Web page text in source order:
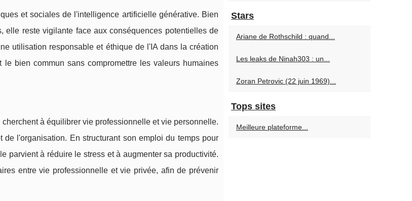
et sociales de l'intelligence artificielle générative. Bien
reste vigilante face aux conséquences potentielles de
utilisation responsable et éthique de l'IA dans la création
bien commun sans compromettre les valeurs humaines
à équilibrer vie professionnelle et vie personnelle.
l'organisation. En structurant son emploi du temps pour
parvient à réduire le stress et à augmenter sa productivité.
entre vie professionnelle et vie privée, afin de prévenir
Stars
Ariane de Rothschild : quand...
Les leaks de Ninah303 : un...
Zoran Petrovic (22 juin 1969)...
Tops sites
Meilleure plateforme...